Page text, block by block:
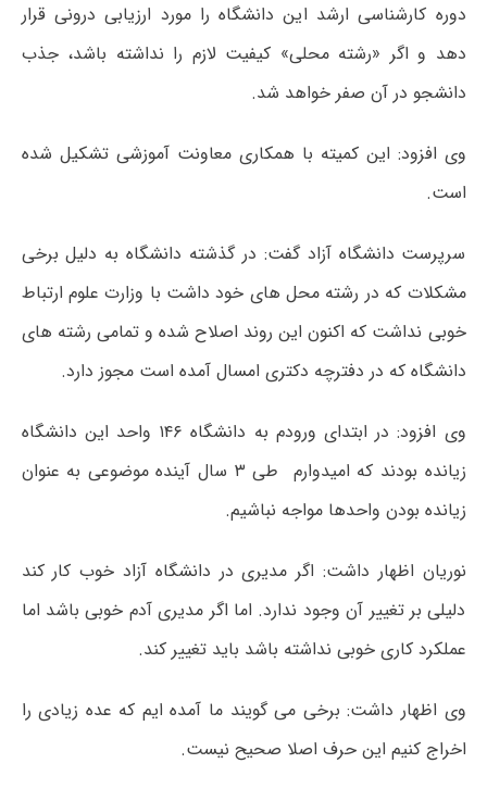
دوره کارشناسی ارشد این دانشگاه را مورد ارزیابی درونی قرار
دهد و اگر «رشته محلی» کیفیت لازم را نداشته باشد، جذب
دانشجو در آن صفر خواهد شد.
وی افزود: این کمیته با همکاری معاونت آموزشی تشکیل شده
است.
سرپرست دانشگاه آزاد گفت: در گذشته دانشگاه به دلیل برخی
مشکلات که در رشته محل های خود داشت با وزارت علوم ارتباط
خوبی نداشت که اکنون این روند اصلاح شده و تمامی رشته های
دانشگاه که در دفترچه دکتری امسال آمده است مجوز دارد.
وی افزود: در ابتدای ورودم به دانشگاه ۱۴۶ واحد این دانشگاه
زیانده بودند که امیدوارم طی ۳ سال آینده موضوعی به عنوان
زیانده بودن واحدها مواجه نباشیم.
نوریان اظهار داشت: اگر مدیری در دانشگاه آزاد خوب کار کند
دلیلی بر تغییر آن وجود ندارد. اما اگر مدیری آدم خوبی باشد اما
عملکرد کاری خوبی نداشته باشد باید تغییر کند.
وی اظهار داشت: برخی می گویند ما آمده ایم که عده زیادی را
اخراج کنیم این حرف اصلا صحیح نیست.